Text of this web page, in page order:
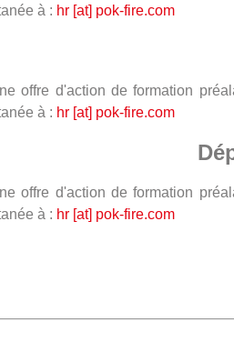
à : hr [at] pok-fire.com
offre d'action de formation
à : hr [at] pok-fire.com
offre d'action de formation
à : hr [at] pok-fire.com